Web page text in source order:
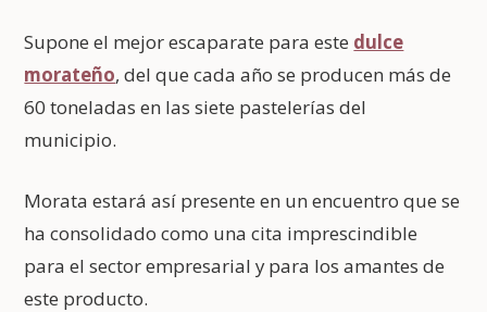
Supone el mejor escaparate para este dulce
morateño, del que cada año se producen más de
60 toneladas en las siete pastelerías del
municipio.
Morata estará así presente en un encuentro que se
ha consolidado como una cita imprescindible
para el sector empresarial y para los amantes de
este producto.